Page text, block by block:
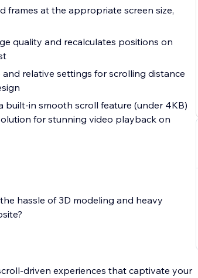
frames at the appropriate screen size,
quality and recalculates positions on
relative settings for scrolling distance
built-in smooth scroll feature (under 4KB)
for stunning video playback on
hassle of 3D modeling and heavy
driven experiences that captivate your